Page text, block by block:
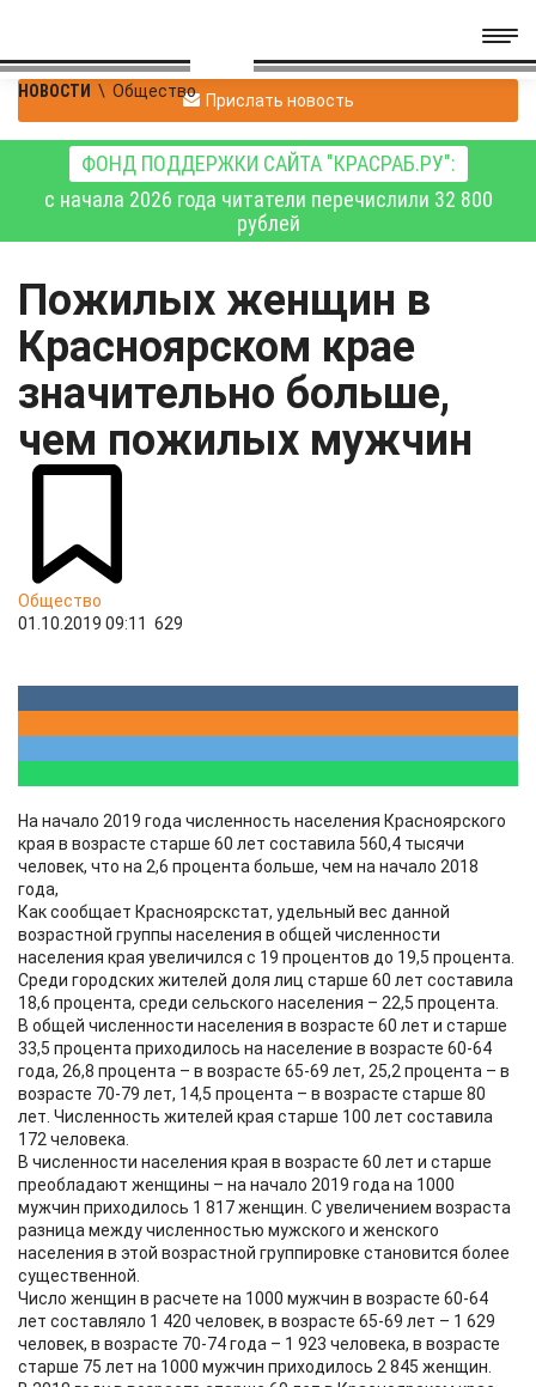
НОВОСТИ \ Общество Прислать новость
ФОНД ПОДДЕРЖКИ САЙТА "КРАСРАБ.РУ":
с начала 2026 года читатели перечислили 32 800
рублей
Пожилых женщин в
Красноярском крае
значительно больше,
чем пожилых мужчин
Общество
01.10.2019 09:11 629
На начало 2019 года численность населения Красноярского
края в возрасте старше 60 лет составила 560,4 тысячи
человек, что на 2,6 процента больше, чем на начало 2018
года,
Как сообщает Красноярскстат, удельный вес данной
возрастной группы населения в общей численности
населения края увеличился с 19 процентов до 19,5 процента.
Среди городских жителей доля лиц старше 60 лет составила
18,6 процента, среди сельского населения – 22,5 процента.
В общей численности населения в возрасте 60 лет и старше
33,5 процента приходилось на население в возрасте 60-64
года, 26,8 процента – в возрасте 65-69 лет, 25,2 процента – в
возрасте 70-79 лет, 14,5 процента – в возрасте старше 80
лет. Численность жителей края старше 100 лет составила
172 человека.
В численности населения края в возрасте 60 лет и старше
преобладают женщины – на начало 2019 года на 1000
мужчин приходилось 1 817 женщин. С увеличением возраста
разница между численностью мужского и женского
населения в этой возрастной группировке становится более
существенной.
Число женщин в расчете на 1000 мужчин в возрасте 60-64
лет составляло 1 420 человек, в возрасте 65-69 лет – 1 629
человек, в возрасте 70-74 года – 1 923 человека, в возрасте
старше 75 лет на 1000 мужчин приходилось 2 845 женщин.